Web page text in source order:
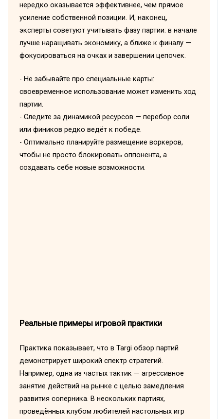
нередко оказывается эффективнее, чем прямое
усиление собственной позиции. И, наконец,
эксперты советуют учитывать фазу партии: в начале
лучше наращивать экономику, а ближе к финалу —
фокусироваться на очках и завершении цепочек.
- Не забывайте про специальные карты:
своевременное использование может изменить ход
партии.
- Следите за динамикой ресурсов — перебор соли
или фиников редко ведёт к победе.
- Оптимально планируйте размещение воркеров,
чтобы не просто блокировать оппонента, а
создавать себе новые возможности.
Реальные примеры игровой практики
Практика показывает, что в Targi обзор партий
демонстрирует широкий спектр стратегий.
Например, одна из частых тактик — агрессивное
занятие действий на рынке с целью замедления
развития соперника. В нескольких партиях,
проведённых клубом любителей настольных игр